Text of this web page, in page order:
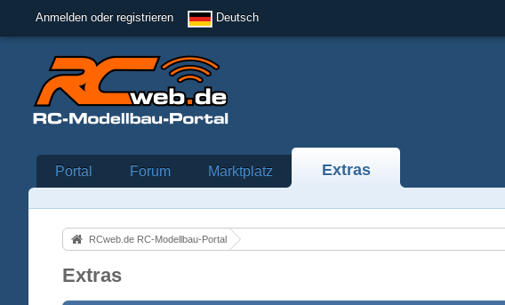
Anmelden oder registrieren Deutsch
Portal Forum Marktplatz Extras
RCweb.de RC-Modellbau-Portal
Extras